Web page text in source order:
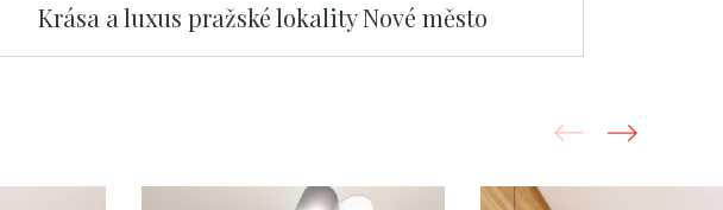
Krása a luxus pražské lokality Nové město